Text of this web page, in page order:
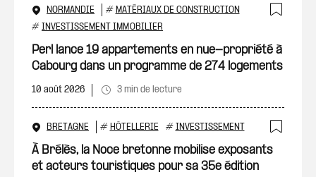
NORMANDIE # MATÉRIAUX DE CONSTRUCTION
# INVESTISSEMENT IMMOBILIER
Perl lance 19 appartements en nue-propriété à
Cabourg dans un programme de 274 logements
10 août 2026 3 min de lecture
BRETAGNE # HÔTELLERIE # INVESTISSEMENT
À Brélès, la Noce bretonne mobilise exposants
et acteurs touristiques pour sa 35e édition